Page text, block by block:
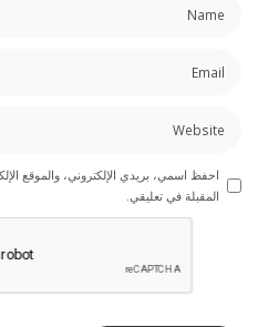
احفظ اسمي، بريدي الإلكتروني، والموقع
المقبلة في تعليقي.